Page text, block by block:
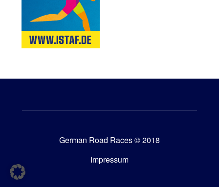
German Road Races © 2018
Impressum